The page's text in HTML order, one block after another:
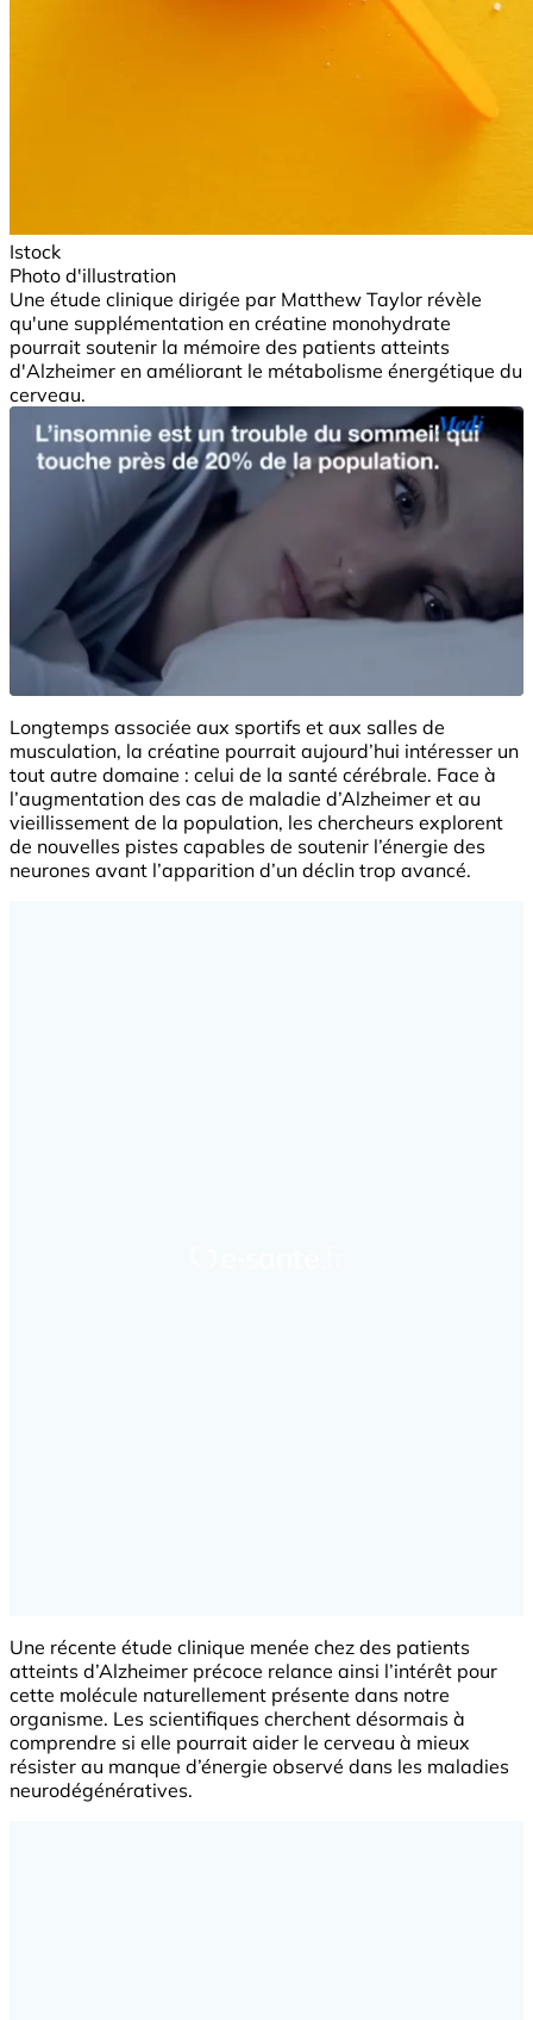
Istock
Photo d'illustration
Une étude clinique dirigée par Matthew Taylor révèle
qu'une supplémentation en créatine monohydrate
pourrait soutenir la mémoire des patients atteints
d'Alzheimer en améliorant le métabolisme énergétique du
cerveau.
Longtemps associée aux sportifs et aux salles de
musculation, la créatine pourrait aujourd’hui intéresser un
tout autre domaine : celui de la santé cérébrale. Face à
l’augmentation des cas de maladie d’Alzheimer et au
vieillissement de la population, les chercheurs explorent
de nouvelles pistes capables de soutenir l’énergie des
neurones avant l’apparition d’un déclin trop avancé.
Une récente étude clinique menée chez des patients
atteints d’Alzheimer précoce relance ainsi l’intérêt pour
cette molécule naturellement présente dans notre
organisme. Les scientifiques cherchent désormais à
comprendre si elle pourrait aider le cerveau à mieux
résister au manque d’énergie observé dans les maladies
neurodégénératives.